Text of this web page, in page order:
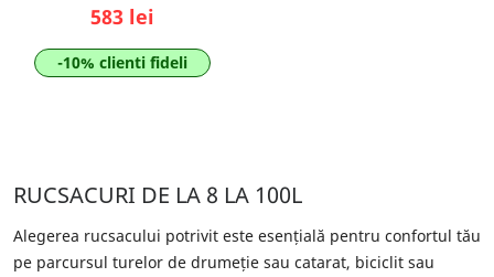
583 lei
-10% clienti fideli
RUCSACURI DE LA 8 LA 100L
Alegerea rucsacului potrivit este esențială pentru confortul tău
pe parcursul turelor de drumeție sau catarat, biciclit sau